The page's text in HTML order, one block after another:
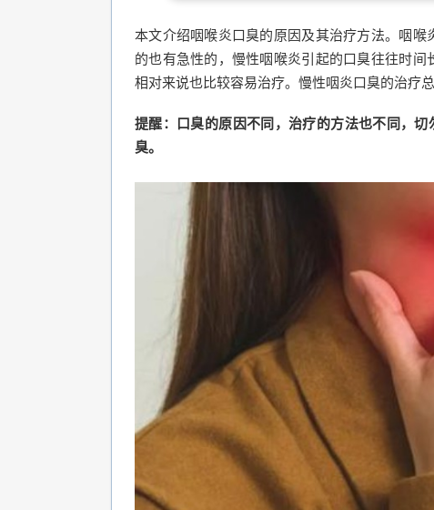
本文介绍咽喉炎口臭的原因及其治疗方法。咽
的也有急性的，慢性咽喉炎引起的口臭往往时间
相对来说也比较容易治疗。慢性咽炎口臭的治疗
提醒：口臭的原因不同，治疗的方法也不同，
臭。